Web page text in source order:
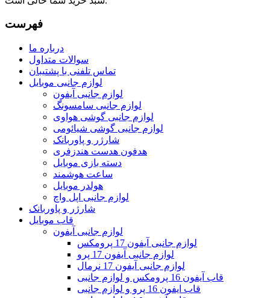
فهرست
درباره ما
سوالات متداول
تماس تلفنی با پشتیبان
لوازم جانبی موبایل
لوازم جانبی آیفون
لوازم جانبی سامسونگ
لوازم جانبی گوشی هواوی
لوازم جانبی گوشی شیائومی
شارژر و پاوربانک
هدفون هدست هندزفری
دسته بازی موبایل
ساعت هوشمند
هولدر موبایل
لوازم جانبی اپل واچ
شارژر و پاوربانک
قاب موبایل
لوازم جانبی آیفون
لوازم جانبی آیفون 17 پرومکس
لوازم جانبی آیفون 17 پرو
لوازم جانبی آیفون 17 نرمال
قاب آیفون 16 پرومکس و لوازم جانبی
قاب ایفون 16 پرو و لوازم جانبی